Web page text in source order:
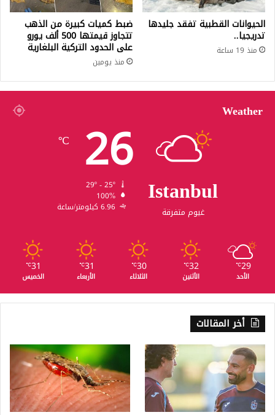
الحيوانات القطبية تفقد جليدها
تدريجيا..
منذ 19 ساعة
ضبط كميات كبيرة من الذهب
تتجاوز قيمتها 500 ألف يورو
على الحدود التركية البلغارية
منذ يومين
Weather
Istanbul
غيوم متفرقة
26
℃
100%
6.96 كيلومتر/ساعة
29
℃
الأحد
32
℃
الأثنين
30
℃
الثلاثاء
31
℃
الأربعاء
31
℃
الخميس
أخر المقالات